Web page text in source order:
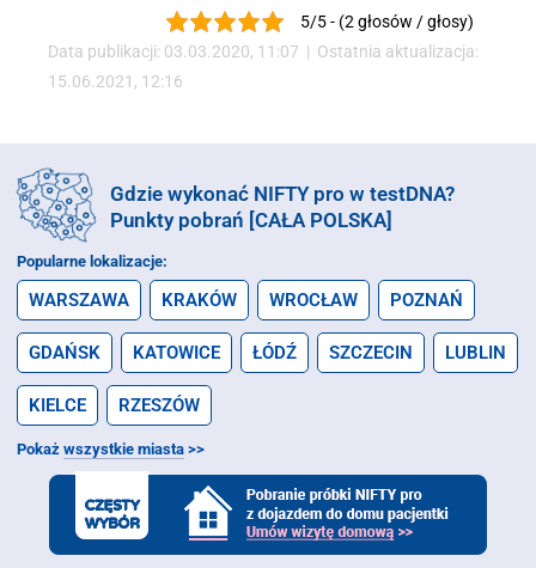
5/5 - (2 głosów / głosy)
Data publikacji: 03.03.2020, 11:07 | Ostatnia aktualizacja:
15.06.2021, 12:16
Gdzie wykonać NIFTY pro w testDNA?
Punkty pobrań [CAŁA POLSKA]
Popularne lokalizacje:
WARSZAWA KRAKÓW WROCŁAW POZNAŃ
GDAŃSK KATOWICE ŁÓDŹ SZCZECIN LUBLIN
KIELCE RZESZÓW
Pokaż wszystkie miasta >>